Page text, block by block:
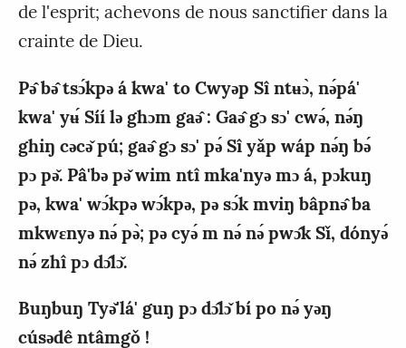
de l'esprit; achevons de nous sanctifier dans la
crainte de Dieu.
Pǝ̂ bǝ̂ tsɔ́kpǝ á kwa' to Cwyǝp Sî ntʉɔ̀, nǝ́pá'
kwa' yʉ́ Síí lǝ ghɔm gaǝ̂ : Gaǝ̂ gɔ sɔ' cwǝ́, nǝ́ŋ
ghiŋ cǝcǝ̌ pú; gaǝ̂ gɔ sɔ' pǝ́ Sî yǎp wáp nǝ́ŋ bǝ́
pɔ pǝ̌. Pâ'bǝ pǝ̌ wim ntî mka'nyǝ mɔ á, pɔkuŋ
pǝ, kwa' wɔ́kpǝ wɔ́kpǝ, pǝ sɔ́k mviŋ bâpnǝ̂ ba
mkwɛnyǝ nǝ́ pǝ̀; pǝ cyǝ́ m nǝ́ nǝ́ pwɔ̂k Sǐ, dónyǝ́
nǝ́ zhî pɔ dɔ̂lɔ̌.
Buŋbuŋ Tyǝ̌'lá' guŋ pɔ dɔ̂lɔ̌ bí po nǝ́ yǝŋ
cúsǝdê ntâmgǒ !